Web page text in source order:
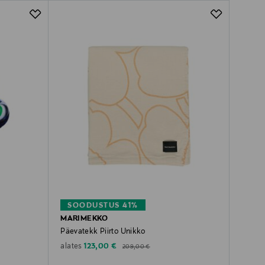
SOODUSTUS 41%
MARIMEKKO
Päevatekk Piirto Unikko
alates Discounted Price
123,00 € Original Price
209,00 €